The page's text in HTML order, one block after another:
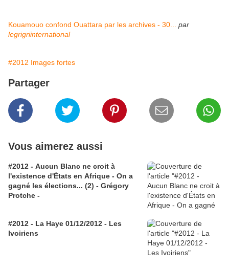
Kouamouo confond Ouattara par les archives - 30...
par
legrigriinternational
#2012 Images fortes
Partager
Vous aimerez aussi
#2012 - Aucun Blanc ne croit à
l'existence d'États en Afrique - On a
gagné les élections... (2) - Grégory
Protche -
#2012 - La Haye 01/12/2012 - Les
Ivoiriens